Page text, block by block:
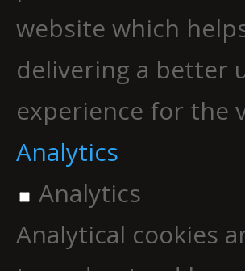
website which
delivering a better
experience for the
Analytics
Analytics
Analytical cookies